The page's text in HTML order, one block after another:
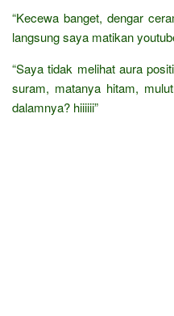
“Kecewa banget, dengar
langsung saya matikan
“Saya tidak melihat aura
suram, matanya hitam,
dalamnya? hiiiiii”